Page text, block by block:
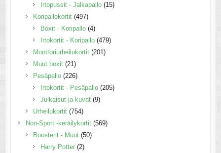
Irtopussit - Jalkapallo (15)
Koripallokortit (497)
Boxit - Koripallo (4)
Irtokortit - Koripallo (479)
Moottoriurheilukortit (201)
Muut boxit (21)
Pesäpallo (226)
Irtokortit - Pesäpallo (205)
Julkaisut ja kuvat (9)
Urheilukortit (754)
Non-Sport -keräilykortit (569)
Boosterit - Muut (50)
Harry Potter (2)